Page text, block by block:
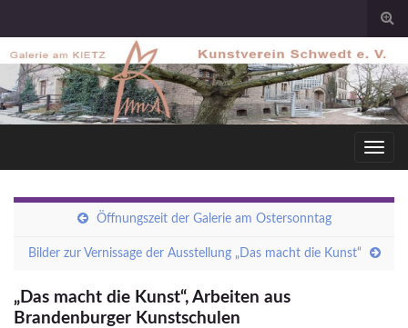
Öffnungszeit der Galerie am Ostersonntag
Bilder zur Vernissage der Ausstellung „Das macht die Kunst“
„Das macht die Kunst“, Arbeiten aus
Brandenburger Kunstschulen